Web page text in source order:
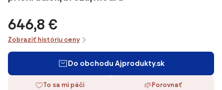
646,8 €
Zobraziť históriu ceny
Do obchodu Ajprodukty.sk
To sa mi páči Porovnať